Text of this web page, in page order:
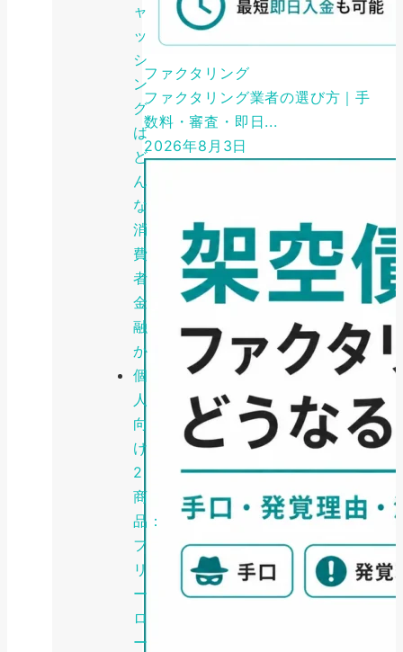
ャ
ッ
シ
ン
グ
は
ど
ん
な
消
費
者
金
融
か
個
人
向
け
2
商
品：
フ
リ
ー
ロ
ー
ファクタリング
ファクタリング業者の選び方｜手
数料・審査・即日...
2026年8月3日